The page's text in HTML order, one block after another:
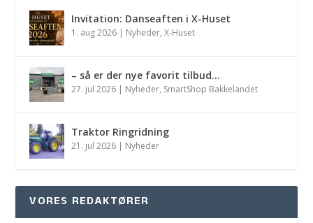
Invitation: Danseaften i X-Huset
1. aug 2026 | Nyheder,X-Huset
– så er der nye favorit tilbud…
27. jul 2026 | Nyheder, SmartShop Bakkelandet
Traktor Ringridning
21. jul 2026 | Nyheder
VORES REDAKTØRER